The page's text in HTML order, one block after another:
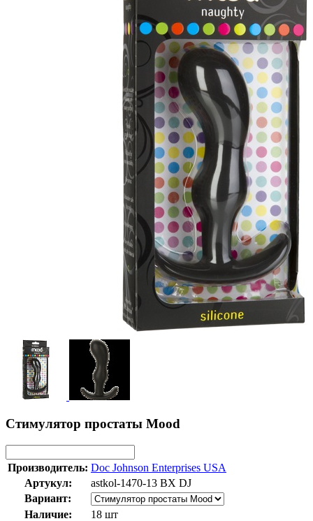
Стимулятор простаты Mood
Производитель: Doc Johnson Enterprises USA
Артукул:
astkol-1470-13 BX DJ
Вариант:
Наличие:
18 шт